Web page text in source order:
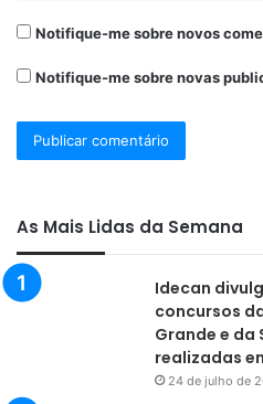
Notifique-me sobre novos
Notifique-me sobre novas
As Mais Lidas da Semana
Idecan
concursos
Grande e da
realizadas
24 de julho de